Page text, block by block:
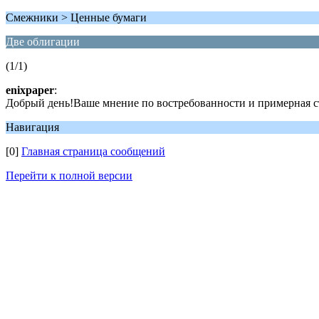
Смежники > Ценные бумаги
Две облигации
(1/1)
enixpaper:
Добрый день!Ваше мнение по востребованности и примерная
Навигация
[0] Главная страница сообщений
Перейти к полной версии